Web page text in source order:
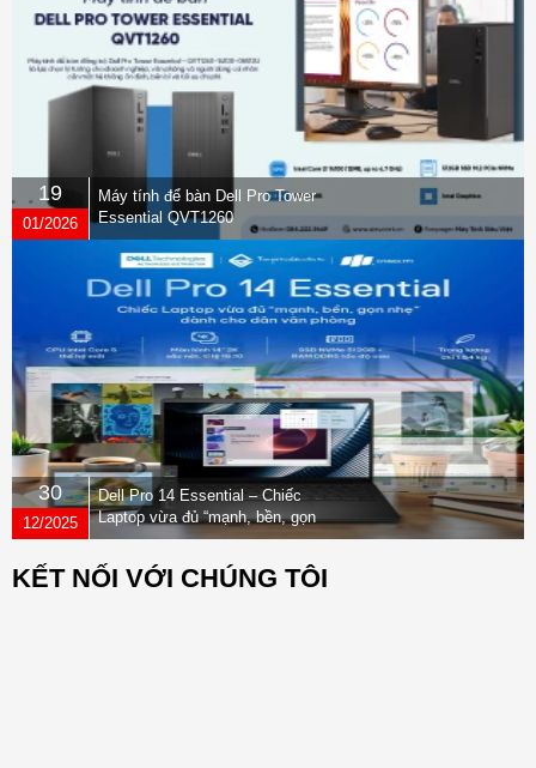
19
01/2026
Máy tính để bàn Dell Pro Tower
Essential QVT1260
30
12/2025
Dell Pro 14 Essential – Chiếc
Laptop vừa đủ “mạnh, bền, gọn
nhẹ” dành cho dân văn phòng
KẾT NỐI VỚI CHÚNG TÔI